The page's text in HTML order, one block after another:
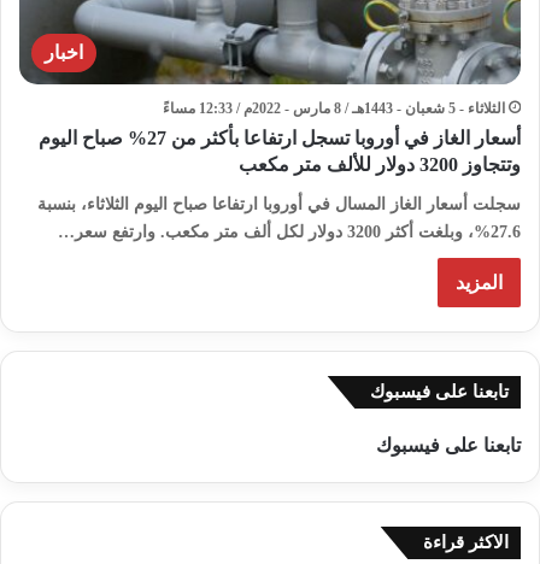
اخبار
الثلاثاء - 5 شعبان - 1443هـ / 8 مارس - 2022م / 12:33 مساءً
أسعار الغاز في أوروبا تسجل ارتفاعا بأكثر من 27% صباح اليوم
وتتجاوز 3200 دولار للألف متر مكعب
سجلت أسعار الغاز المسال في أوروبا ارتفاعا صباح اليوم الثلاثاء، بنسبة
27.6%، وبلغت أكثر 3200 دولار لكل ألف متر مكعب. وارتفع سعر…
المزيد
تابعنا على فيسبوك
تابعنا على فيسبوك
الاكثر قراءة